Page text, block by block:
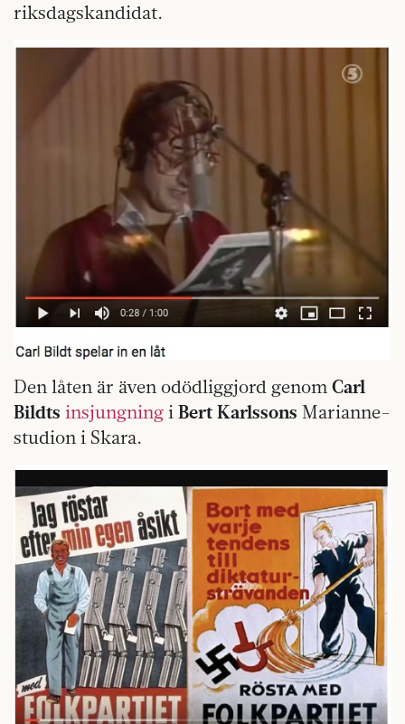
riksdagskandidat.
Den låten är även odödliggjord genomCarl
Bildts insjungning i Bert Karlssons Marianne-
studion i Skara.